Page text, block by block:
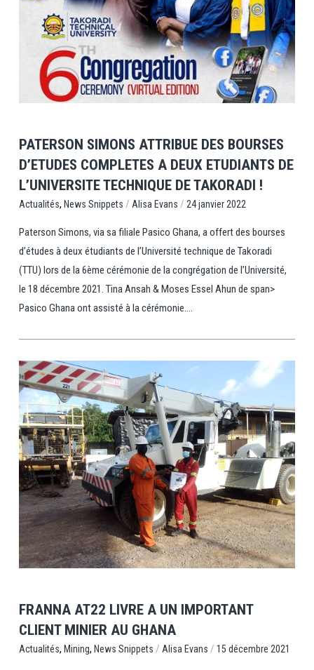
View Post
PATERSON SIMONS ATTRIBUE DES BOURSES
D’ETUDES COMPLETES A DEUX ETUDIANTS DE
L’UNIVERSITE TECHNIQUE DE TAKORADI !
Actualités, News Snippets / Alisa Evans / 24 janvier 2022
Paterson Simons, via sa filiale Pasico Ghana, a offert des bourses
d’études à deux étudiants de l’Université technique de Takoradi
(TTU) lors de la 6ème cérémonie de la congrégation de l’Université,
le 18 décembre 2021. Tina Ansah & Moses Essel Ahun de span>
Pasico Ghana ont assisté à la cérémonie....
View Post
FRANNA AT22 LIVRE A UN IMPORTANT
CLIENT MINIER AU GHANA
Actualités, Mining, News Snippets / Alisa Evans / 15 décembre 2021